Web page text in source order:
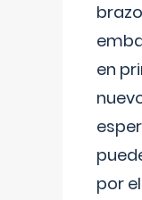
en
por